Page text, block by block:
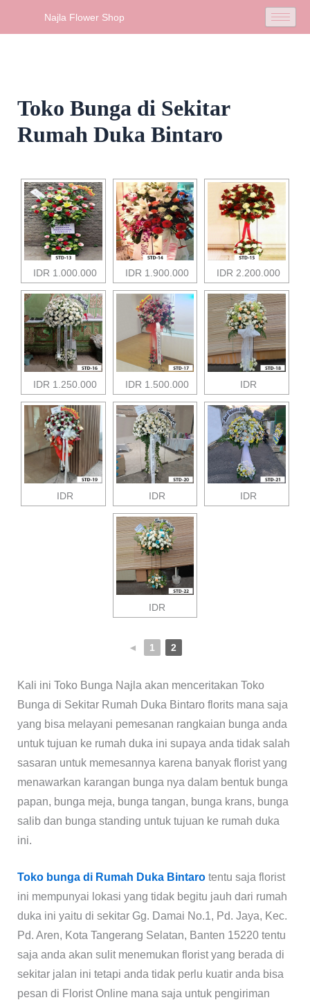
Najla Flower Shop
Toko Bunga di Sekitar
Rumah Duka Bintaro
IDR 1.000.000 IDR 1.900.000 IDR 2.200.000
IDR 1.250.000 IDR 1.500.000 IDR
IDR IDR IDR
IDR
◄ 1 2
Kali ini Toko Bunga Najla akan menceritakan Toko
Bunga di Sekitar Rumah Duka Bintaro florits mana saja
yang bisa melayani pemesanan rangkaian bunga anda
untuk tujuan ke rumah duka ini supaya anda tidak salah
sasaran untuk memesannya karena banyak florist yang
menawarkan karangan bunga nya dalam bentuk bunga
papan, bunga meja, bunga tangan, bunga krans, bunga
salib dan bunga standing untuk tujuan ke rumah duka
ini.
Toko bunga di Rumah Duka Bintarotentu saja florist
ini mempunyai lokasi yang tidak begitu jauh dari rumah
duka ini yaitu di sekitar Gg. Damai No.1, Pd. Jaya, Kec.
Pd. Aren, Kota Tangerang Selatan, Banten 15220 tentu
saja anda akan sulit menemukan florist yang berada di
sekitar jalan ini tetapi anda tidak perlu kuatir anda bisa
pesan di Florist Online mana saja untuk pengiriman